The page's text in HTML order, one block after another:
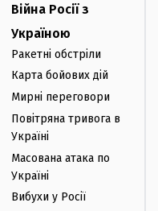
Війна Росії з
Україною
Ракетні обстріли
Карта бойових дій
Мирні переговори
Повітряна тривога в
Україні
Масована атака по
Україні
Вибухи у Росії